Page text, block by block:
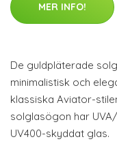
MER INFO!
De guldpläterade
minimalistisk och
klassiska Aviator-
solglasögon har
UV400-skyddat glas.